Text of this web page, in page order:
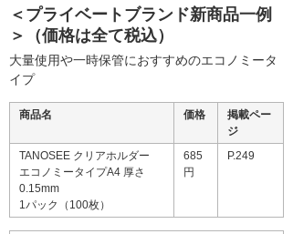
＜プライベートブランド新商品一例
＞（価格は全て税込）
大量使用や一時保管におすすめのエコノミータ
イプ
商品名 価格
掲載ペー
ジ
TANOSEE クリアホルダー
エコノミータイプA4 厚さ
0.15mm
1パック（100枚）
685
円
P.249